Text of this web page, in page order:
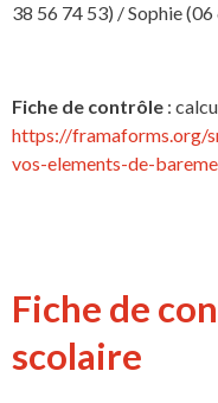
38 56 74 53) / Sophie
Fiche de contrôle :
https://framaforms.org/
vos-elements-de-
Fiche de
scolaire